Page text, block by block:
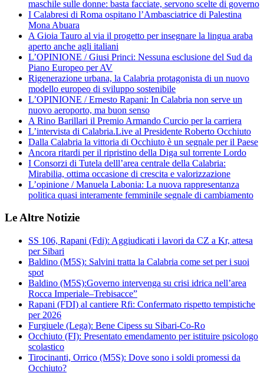
maschile sulle donne: basta facciate, servono scelte di governo
I Calabresi di Roma ospitano l’Ambasciatrice di Palestina
Mona Abuara
A Gioia Tauro al via il progetto per insegnare la lingua araba
aperto anche agli italiani
L’OPINIONE / Giusi Princi: Nessuna esclusione del Sud da
Piano Europeo per AV
Rigenerazione urbana, la Calabria protagonista di un nuovo
modello europeo di sviluppo sostenibile
L’OPINIONE / Ernesto Rapani: In Calabria non serve un
nuovo aeroporto, ma buon senso
A Rino Barillari il Premio Armando Curcio per la carriera
L’intervista di Calabria.Live al Presidente Roberto Occhiuto
Dalla Calabria la vittoria di Occhiuto è un segnale per il Paese
Ancora ritardi per il ripristino della Diga sul torrente Lordo
I Consorzi di Tutela delll’area centrale della Calabria:
Mirabilia, ottima occasione di crescita e valorizzazione
L’opinione / Manuela Labonia: La nuova rappresentanza
politica quasi interamente femminile segnale di cambiamento
Le Altre Notizie
SS 106, Rapani (Fdi): Aggiudicati i lavori da CZ a Kr, attesa
per Sibari
Baldino (M5S): Salvini tratta la Calabria come set per i suoi
spot
Baldino (M5S):Governo intervenga su crisi idrica nell’area
Rocca Imperiale–Trebisacce”
Rapani (FDI) al cantiere Rfi: Confermato rispetto tempistiche
per 2026
Furgiuele (Lega): Bene Cipess su Sibari-Co-Ro
Occhiuto (FI): Presentato emendamento per istituire psicologo
scolastico
Tirocinanti, Orrico (M5S): Dove sono i soldi promessi da
Occhiuto?